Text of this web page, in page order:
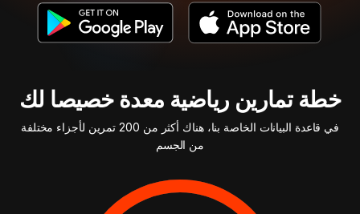
خطة تمارين رياضية معدة خصيصا لك
في قاعدة البيانات الخاصة بنا، هناك أكثر من 200 تمرين لأجزاء مختلفة
من الجسم